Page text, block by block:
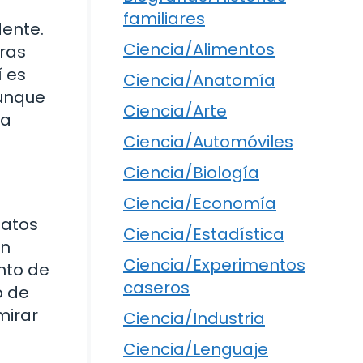
es
de
de
familiares
Ciencia/Alimentos
Ciencia/Anatomía
Ciencia/Arte
Ciencia/Automóviles
Ciencia/Biología
Ciencia/Economía
Ciencia/Estadística
Ciencia/Experimentos
caseros
Ciencia/Industria
Ciencia/Lenguaje